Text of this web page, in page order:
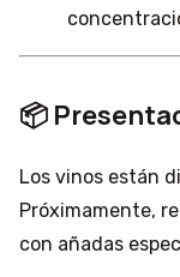
📦
Los vinos están
Próximamente,
con añadas